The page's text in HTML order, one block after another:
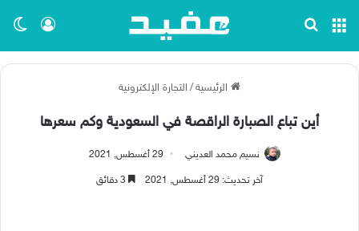
تسجيل القائمة
الرئيسية/ التجارة الإلكترونية
أين تباع الصبارة الراقصة في السعودية وكم سعرها
نسيم محمد العديني 29 أغسطس, 2021
آخر تحديث: 29 أغسطس, 2021